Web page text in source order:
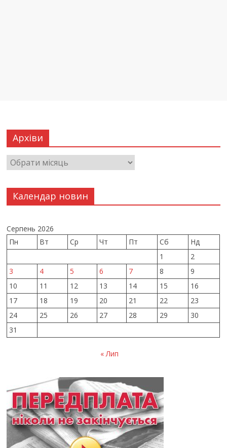
Архіви
Календар новин
Серпень 2026
Пн
Вт Ср Чт Пт Сб
Нд
1
2
3
4 5 6 7 8
9
10
11 12 13 14 15
16
17
18 19 20 21 22
23
24
25 26 27 28 29
30
31
« Лип